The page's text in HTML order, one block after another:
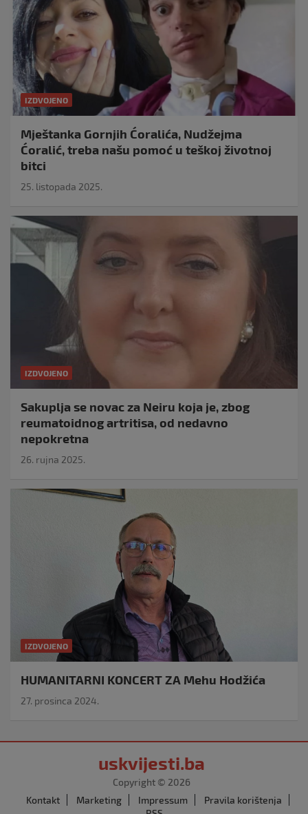
IZDVOJENO
Mještanka Gornjih Ćoralića, Nudžejma
Ćoralić, treba našu pomoć u teškoj životnoj
bitci
25. listopada 2025.
IZDVOJENO
Sakuplja se novac za Neiru koja je, zbog
reumatoidnog artritisa, od nedavno
nepokretna
26. rujna 2025.
IZDVOJENO
HUMANITARNI KONCERT ZA Mehu Hodžića
27. prosinca 2024.
uskvijesti.ba
Copyright © 2026
Kontakt
Marketing Impressum
Pravila korištenja